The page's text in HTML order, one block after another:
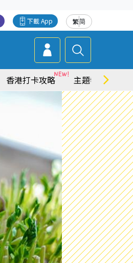
繁简
下載 App
香港打卡攻略 主題特集